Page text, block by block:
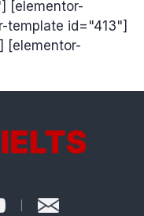
[elementor-
template id="413"]
[elementor-